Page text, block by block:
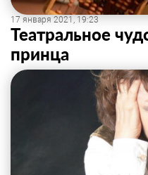
17 января 2021, 19:23
Театральное
принца